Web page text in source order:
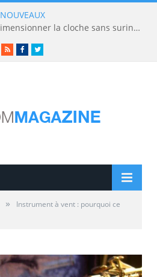
NOUVEAUX
Boxer 30 ou Boxer 42 : dimensionner la cloche sans surinvestir
RSSFacebookTwitter
»
Instrument à vent : pourquoi ce